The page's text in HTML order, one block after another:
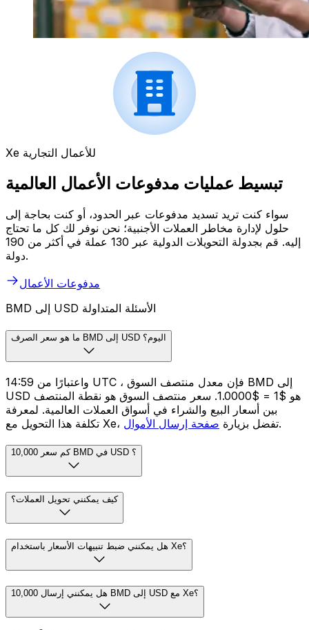
Xe للأعمال التجارية
تبسيط عمليات مدفوعات الأعمال العالمية
سواء كنت تريد تسديد مدفوعات عبر الحدود، أو كنت بحاجة إلى
حلول لإدارة مخاطر العملات الأجنبية؛ نحن نوفر لك كل ما تحتاج
إليه. قم بجدولة التحويلات الدولية عبر 130 عملة في أكثر من 190
دولة.
مدفوعات الأعمال
BMD إلى USD الأسئلة المتداولة
ما هو سعر الصرف BMD إلى USD اليوم؟
واعتبارًا من 14:59 UTC ، فإن معدل منتصف السوق BMD إلى
USD هو $1 = $1.0000. سعر منتصف السوق هو نقطة المنتصف
بين أسعار البيع والشراء في أسواق العملات العالمية. لمعرفة
تكلفة هذا التحويل مع Xe، تفضل بزيارة صفحة إرسال الأموال .
كم سعر 10,000 BMD في USD ؟
كيف يمكنني تحويل العملات؟
هل يمكنني ضبط تنبيهات الأسعار باستخدام Xe؟
هل يمكنني إرسال 10,000 BMD إلى USD مع Xe؟